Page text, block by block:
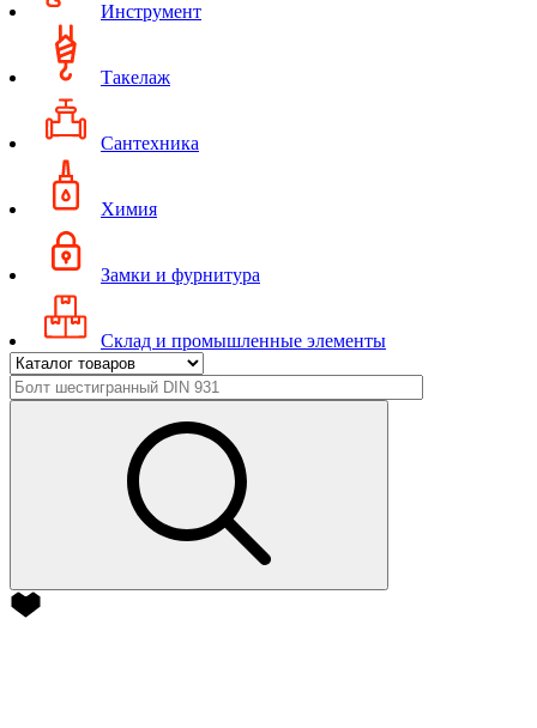
Инструмент
Такелаж
Сантехника
Химия
Замки и фурнитура
Склад и промышленные элементы